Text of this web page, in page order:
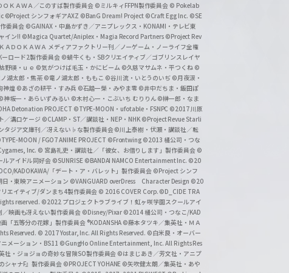
ＫＡＷＡ／このすば製作委員会 ©ミルキィFFPN製作委員会 © Pokelab
©Project シンフォギアAXZ ©BanG Dream! Project ©Craft Egg Inc. ©SE
委員会 ©GAINAX・中島かずき／アニプレックス・KONAMI・テレビ東
イン!! ©Magica Quartet/Aniplex・Magia Record Partners ©Project Rev
ＤＯＫＡＷＡ メディアファクトリー刊／ノーゲーム・ノーライフ全権
ロード2製作委員会 ©蝸牛くも・SBクリエイティブ／ゴブリンスレイヤ
野瑛・ｕｅ ©気がつけば毛玉・かにビーム ©久慈マサムネ・平つくね ©
湖太郎・焦茶 ©竜ノ湖太郎・ももこ ©谷川流・いとうのいぢ ©月夜涙・
神煌 ©あざの耕平・すみ兵 ©石踏一榮・みやま零 ©井中だちま・飯田ぽ
神坂一・あらいずみるい ©木村心一・こぶいち むりりん ©榊一郎・なま
Detonation PROJECT ©TYPE-MOON・ufotable・FSNPC ©2017 川原
／溝口ケージ ©CLAMP・ST／講談社・NEP・NHK ©Project Revue Starli
ジア文庫刊／冴えない♭な製作委員会©川上泰樹・伏瀬・講談社／転
MOON / FGO7 ANIME PROJECT ©Frontwing ©2013 橘公司・つな
Inc. © 宮島礼吏・講談社／「彼女、お借りします」製作委員会 ©
アイドル同好会 ©SUNRISE ©BANDAI NAMCO Entertainment Inc. ©20
KADOKAWA/「デート・ア・バレット」製作委員会 ©Project シンフ
・東映アニメーション ©VANGUARD overDress Character Design ©20
エイティブ/ダンまち4製作委員会 © 2016 COVER Corp. ©D_CIDE TRA
reserved. ©2022 プロジェクトラブライブ！虹ヶ咲学園スクールアイ
映画も冴えない製作委員会 ©Disney/Pixar ©2014 橘公司・つなこ/KAD
「五等分の花嫁」製作委員会 ®KODANSHA ©藤本タツキ／集英社・ＭＡ
Reserved. © 2017 Yostar, Inc. All Rights Reserved. ©白米良・オーバー
メーション・BS11 ©GungHo Online Entertainment, Inc. All Rights Res
社・ジョジョの奇妙な冒険SO製作委員会 ©はまじあき／芳文社・アニプ
シャナF』製作委員会 ©PROJECT YOHANE ©矢吹健太朗／集英社・あや